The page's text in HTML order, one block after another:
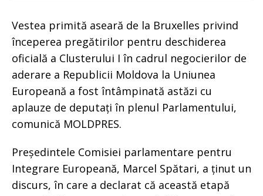
Vestea primită aseară de la Bruxelles privind
începerea pregătirilor pentru deschiderea
oficială a Clusterului I în cadrul negocierilor de
aderare a Republicii Moldova la Uniunea
Europeană a fost întâmpinată astăzi cu
aplauze de deputați în plenul Parlamentului,
comunică MOLDPRES.
Președintele Comisiei parlamentare pentru
Integrare Europeană, Marcel Spătari, a ținut un
discurs, în care a declarat că această etapă